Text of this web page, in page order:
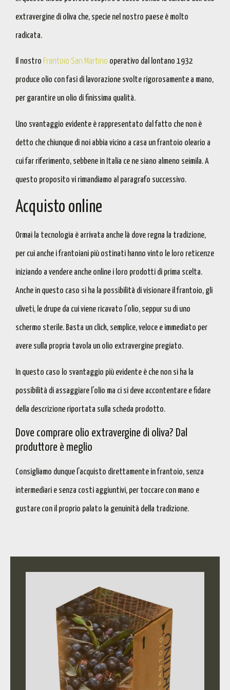
extravergine di oliva che, specie nel nostro paese è molto
radicata.
Il nostro Frantoio San Martino operativo dal lontano 1932
produce olio con fasi di lavorazione svolte rigorosamente a mano,
per garantire un olio di finissima qualità.
Uno svantaggio evidente è rappresentato dal fatto che non è
detto che chiunque di noi abbia vicino a casa un frantoio oleario a
cui far riferimento, sebbene in Italia ce ne siano almeno seimila. A
questo proposito vi rimandiamo al paragrafo successivo.
Acquisto online
Ormai la tecnologia è arrivata anche là dove regna la tradizione,
per cui anche i frantoiani più ostinati hanno vinto le loro reticenze
iniziando a vendere anche online i loro prodotti di prima scelta.
Anche in questo caso si ha la possibilità di visionare il frantoio, gli
uliveti, le drupe da cui viene ricavato l’olio, seppur su di uno
schermo sterile. Basta un click, semplice, veloce e immediato per
avere sulla propria tavola un olio extravergine pregiato.
In questo caso lo svantaggio più evidente è che non si ha la
possibilità di assaggiare l’olio ma ci si deve accontentare e fidare
della descrizione riportata sulla scheda prodotto.
Dove comprare olio extravergine di oliva? Dal
produttore è meglio
Consigliamo dunque l’acquisto direttamente in frantoio, senza
intermediari e senza costi aggiuntivi, per toccare con mano e
gustare con il proprio palato la genuinità della tradizione.